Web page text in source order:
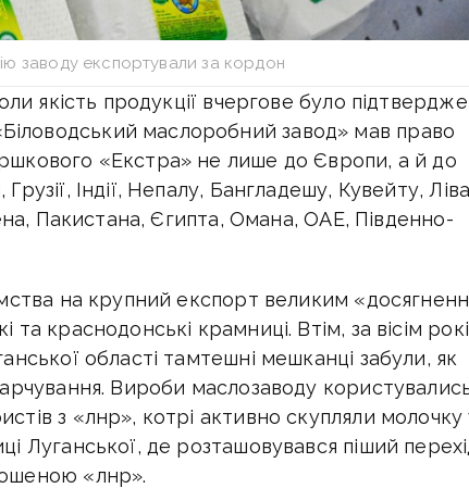
заводу експортували за кордон
якість продукції вчергове було
маслоробний завод» мав право
«Екстра» не лише до Європи, а й до
Індії, Непалу, Бангладешу, Кувейту,
Пакистана, Єгипта, Омана, ОАЕ, Південно-
на крупний експорт великим
краснодонські крамниці. Втім, за вісім
області тамтешні мешканці забули, як
Вироби маслозаводу
з «лнр», котрі активно скупляли молочку
Луганської, де розташовувався піший
«лнр».